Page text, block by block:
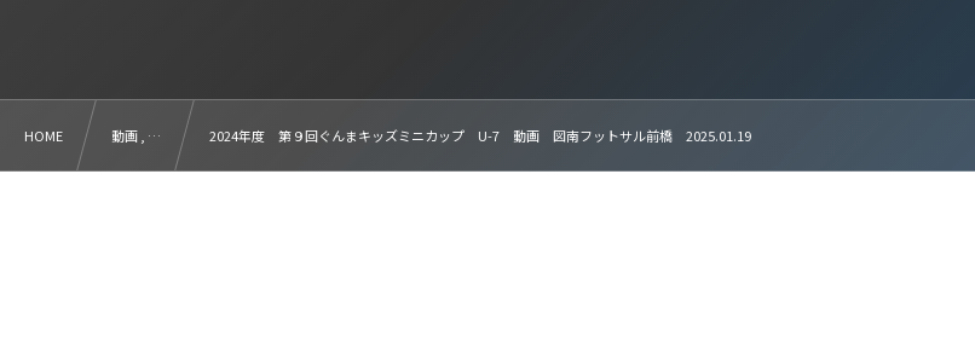
HOME 動画 , … 2024年度 第９回ぐんまキッズミニカップ U-7 動画 図南フットサル前橋 2025.01.19